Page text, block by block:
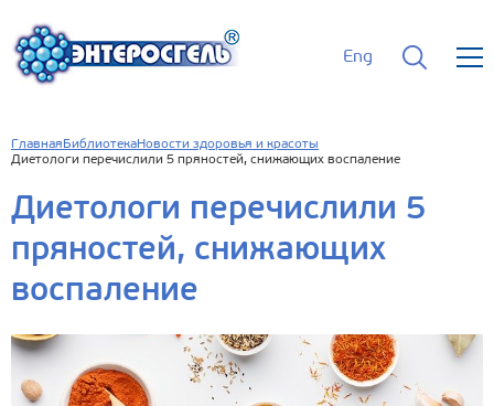
Eng
Главная БиблиотекаНовости здоровья и красоты
Диетологи перечислили 5 пряностей, снижающих воспаление
Диетологи перечислили 5
пряностей, снижающих
воспаление